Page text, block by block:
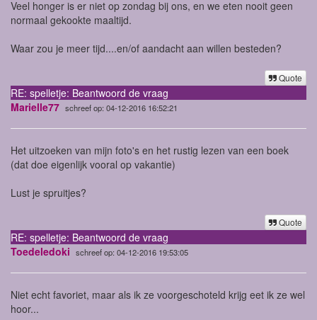
Veel honger is er niet op zondag bij ons, en we eten nooit geen
normaal gekookte maaltijd.
Waar zou je meer tijd....en/of aandacht aan willen besteden?
Quote
RE: spelletje: Beantwoord de vraag
Marielle77 schreef op: 04-12-2016 16:52:21
Het uitzoeken van mijn foto's en het rustig lezen van een boek
(dat doe eigenlijk vooral op vakantie)
Lust je spruitjes?
Quote
RE: spelletje: Beantwoord de vraag
Toedeledoki schreef op: 04-12-2016 19:53:05
Niet echt favoriet, maar als ik ze voorgeschoteld krijg eet ik ze wel
hoor...